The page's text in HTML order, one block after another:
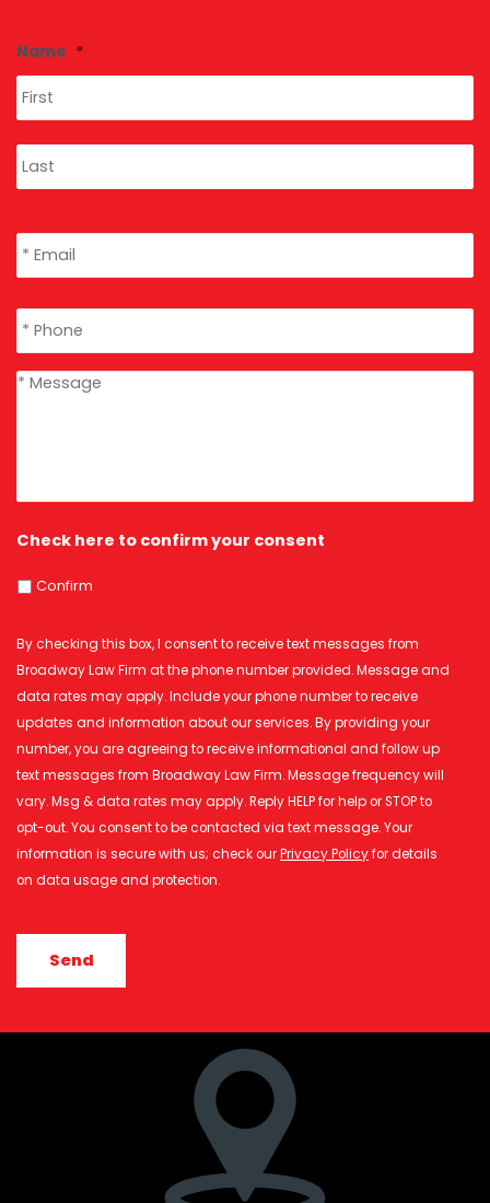
Name *
Email *
Phone *
message
Check here to confirm your consent
Confirm
By checking this box, I consent to receive text messages from
Broadway Law Firm at the phone number provided. Message and
data rates may apply. Include your phone number to receive
updates and information about our services. By providing your
number, you are agreeing to receive informational and follow up
text messages from Broadway Law Firm. Message frequency will
vary. Msg & data rates may apply. Reply HELP for help or STOP to
opt-out. You consent to be contacted via text message. Your
information is secure with us; check ourPrivacy Policyfor details
on data usage and protection.